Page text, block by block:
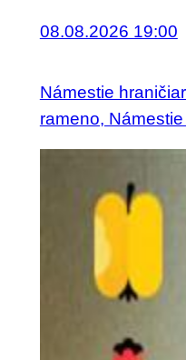
08.08.2026 19:00
Námestie
rameno,